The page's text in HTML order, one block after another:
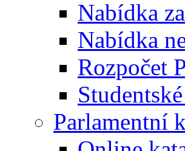
Nabídka
Nabídka
Rozpočet
Parlamentní